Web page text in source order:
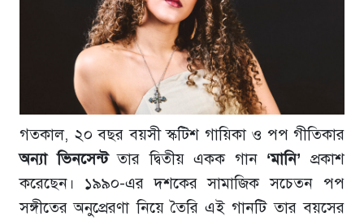
গতকাল, ২০ বছর বয়সী স্কটিশ গায়িকা ও পপ গীতিকার
অন্যা ভিনসেন্টতার দ্বিতীয় একক গান ‘মানি’ প্রকাশ
করেছেন। ১৯৯০-এর দশকের সামাজিক সচেতন পপ
সঙ্গীতের অনুপ্রেরণা নিয়ে তৈরি এই গানটি তার বয়সের